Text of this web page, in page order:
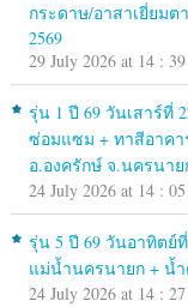
กระดาษ/อาสาเยี่ยมต
2569
29 July 2026 at 14 :
รุ่น 1 ปี 69 วันเสาร์ที่
ซ่อมแซม + ทาสีอาคา
อ.องครักษ์ จ.นครนาย
24 July 2026 at 14 :
รุ่น 5 ปี 69 วันอาทิตย์
แม่น้ำนครนายก + น้ำ
24 July 2026 at 14 :